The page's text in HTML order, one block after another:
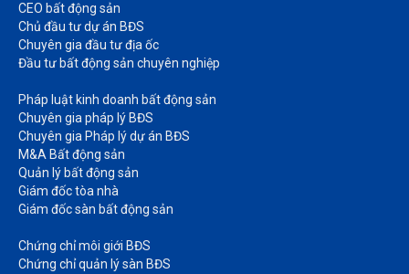
CEO bất động sản
Chủ đầu tư dự án BĐS
Chuyên gia đầu tư địa ốc​
Đầu tư bất động sản chuyên nghiệp
Pháp luật kinh doanh bất động sản​
Chuyên gia pháp lý BĐS
Chuyên gia Pháp lý dự án BĐS
M&A Bất động sản​
Quản lý bất động sản
Giám đốc tòa nhà​
Giám đốc sàn bất động sản
Chứng chỉ môi giới BĐS​
Chứng chỉ quản lý sàn BĐS